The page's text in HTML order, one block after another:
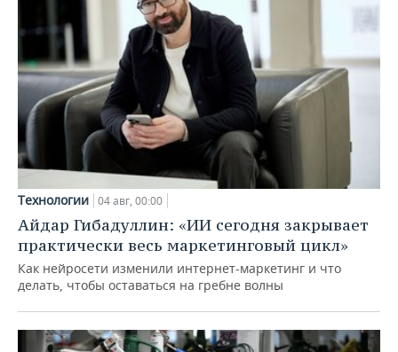
Технологии 04 авг, 00:00
Айдар Гибадуллин: «ИИ сегодня закрывает
практически весь маркетинговый цикл»
Как нейросети изменили интернет-маркетинг и что
делать, чтобы оставаться на гребне волны